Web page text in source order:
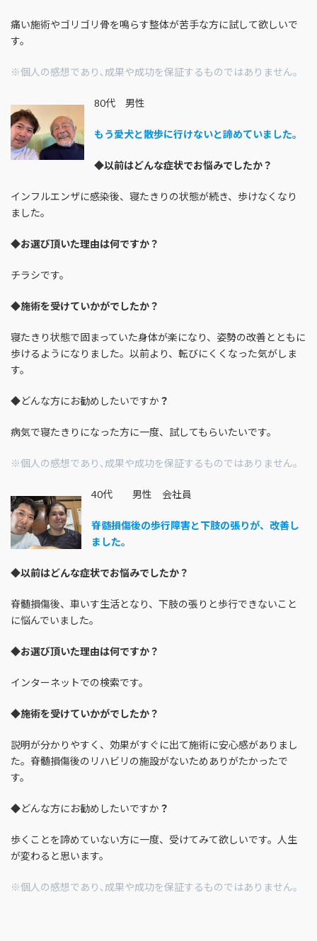
痛い施術やゴリゴリ骨を鳴らす整体が苦手な方に試して欲しいで
す。
※個人の感想であり､成果や成功を保証するものではありません｡
80代 男性
もう愛犬と散歩に行けないと諦めていました。
◆以前はどんな症状でお悩みでしたか？
インフルエンザに感染後、寝たきりの状態が続き、歩けなくなり
ました。
◆お選び頂いた理由は何ですか？
チラシです。
◆施術を受けていかがでしたか？
寝たきり状態で固まっていた身体が楽になり、姿勢の改善とともに
歩けるようになりました。以前より、転びにくくなった気がしま
す。
◆どんな方にお勧めしたいですか ？
病気で寝たきりになった方に一度、試してもらいたいです。
※個人の感想であり､成果や成功を保証するものではありません｡
40代 男性 会社員
脊髄損傷後の歩行障害と下肢の張りが、改善し
ました。
◆以前はどんな症状でお悩みでしたか？
脊髄損傷後、車いす生活となり、下肢の張りと歩行できないこと
に悩んでいました。
◆お選び頂いた理由は何ですか？
インターネットでの検索です。
◆施術を受けていかがでしたか？
説明が分かりやすく、効果がすぐに出て施術に安心感がありまし
た。脊髄損傷後のリハビリの施設がないためありがたかったで
す。
◆どんな方にお勧めしたいですか ？
歩くことを諦めていない方に一度、受けてみて欲しいです。人生
が変わると思います。
※個人の感想であり､成果や成功を保証するものではありません｡